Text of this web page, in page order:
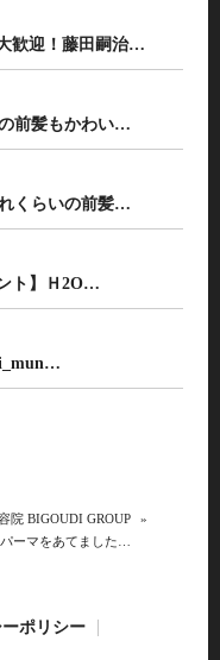
歓迎！藤田嗣治…
前髪もかわい…
くらいの前髪…
ト】Ｈ2O…
院 BIGOUDI GROUP
»
ーマをあてました…
ポリシー